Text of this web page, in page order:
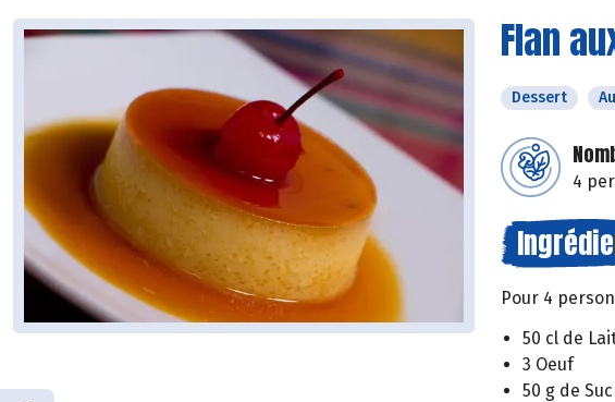
Flan
Dessert
4
Pour 4
50 cl de
3 Oeuf
50 g de